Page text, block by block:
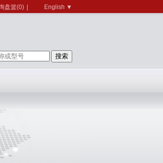
盘篮(0) English ▼